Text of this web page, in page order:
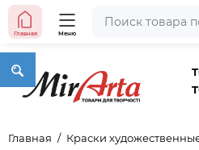
Главная Меню
Главная Краски